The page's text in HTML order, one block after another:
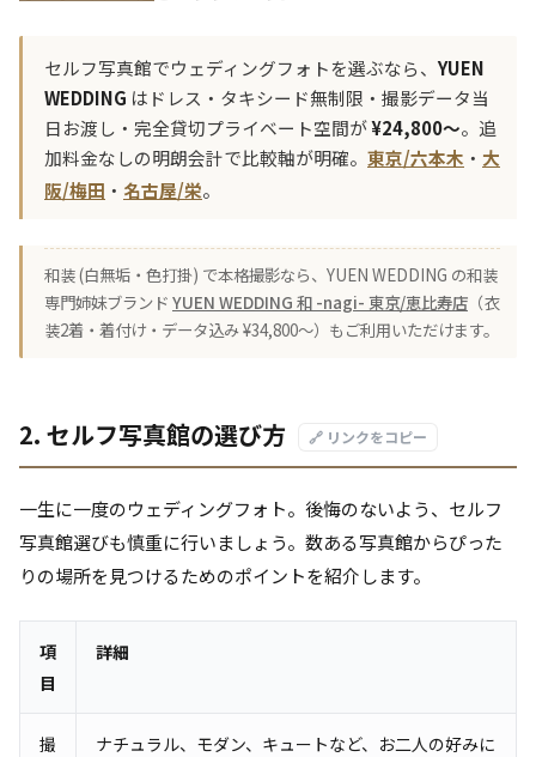
セルフ写真館でウェディングフォトを選ぶなら、 YUEN
WEDDING はドレス・タキシード無制限・撮影データ当
日お渡し・完全貸切プライベート空間が¥24,800〜。追
加料金なしの明朗会計で比較軸が明確。 東京/六本木 ・ 大
阪/梅田 ・ 名古屋/栄。
和装 (白無垢・色打掛) で本格撮影なら、YUEN WEDDING の和装
専門姉妹ブランド YUEN WEDDING 和 -nagi- 東京/恵比寿店 （衣
装2着・着付け・データ込み ¥34,800〜）もご利用いただけます。
2. セルフ写真館の選び方 🔗 リンクをコピー
一生に一度のウェディングフォト。後悔のないよう、セルフ
写真館選びも慎重に行いましょう。数ある写真館からぴった
りの場所を見つけるためのポイントを紹介します。
項
目
詳細
撮
ナチュラル、モダン、キュートなど、お二人の好みに